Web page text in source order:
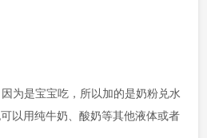
为是宝宝吃，所以加的是奶粉兑水
以用纯牛奶、酸奶等其他液体或者